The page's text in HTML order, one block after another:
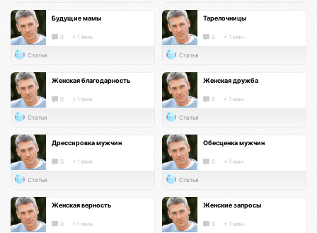
Будущие мамы
0 < 1 мин.
Статья
Тарелочницы
0 < 1 мин.
Статья
Женская благодарность
0 < 1 мин.
Статья
Женская дружба
0 < 1 мин.
Статья
Дрессировка мужчин
0 < 1 мин.
Статья
Обесценка мужчин
0 < 1 мин.
Статья
Женская верность
0 < 1 мин.
Женские запросы
0 < 1 мин.